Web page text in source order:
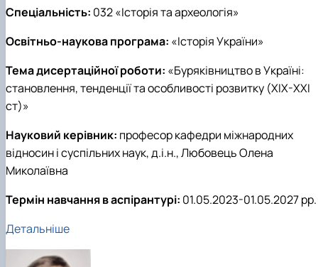
Спеціальність: 032 «Історія та археологія»
Освітньо-наукова програма: «Історія України»
Тема дисертаційної роботи: «Буряківництво в Україні:
становлення, тенденції та особливості розвитку (ХІХ-ХХІ
ст)»
Науковий керівник: професор кафедри міжнародних
відносин і суспільних наук, д.і.н., Любовець Олена
Миколаївна
Термін навчання в аспірантурі: 01.05.2023-01.05.2027 рр.
Детальніше